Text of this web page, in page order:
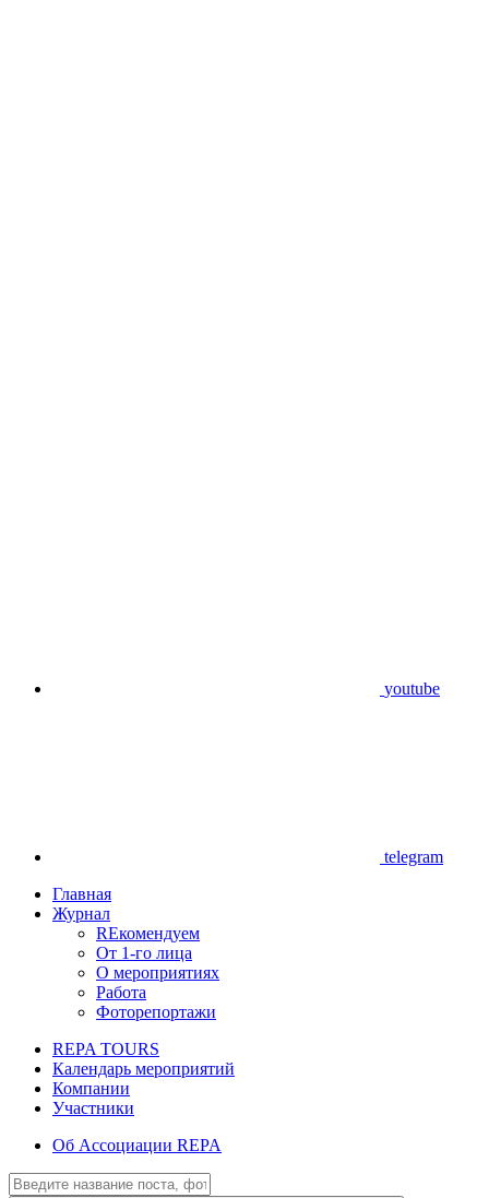
youtube
telegram
Главная
Журнал
REкомендуем
От 1-го лица
О мероприятиях
Работа
Фоторепортажи
REPA TOURS
Календарь мероприятий
Компании
Участники
Об Ассоциации REPA